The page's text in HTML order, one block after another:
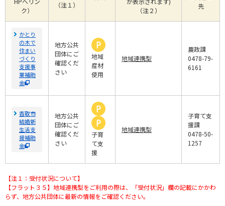
ク）
（注２）
先
（注１）
かとり
の木で
住まい
づくり
支援事
業補助
金
地方公共
団体にご
確認くだ
さい
地域
産材
使用
地域連携型
農政課
0478-79-
6161
香取市
結婚新
生活支
援補助
金
地方公共
団体にご
確認くだ
さい
子育
て支
援
地域連携型
子育て支
援課
0478-50-
1257
【注１：受付状況について】
【フラット３５】地域連携型をご利用の際は、「受付状況」欄の記載にかかわ
らず、地方公共団体に最新の情報をご確認ください。